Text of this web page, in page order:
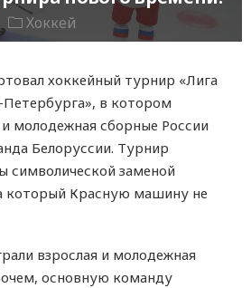
Хоккей
хоккейный турнир «Лига
в котором
молодежная сборные России
Белоруссии. Турнир
символической заменой
который Красную машину не
взрослая и молодежная
основную команду